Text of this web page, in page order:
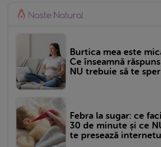
Burtica mea este
Ce înseamnă
NU trebuie să te
Febra la sugar: ce
30 de minute și ce
te presează